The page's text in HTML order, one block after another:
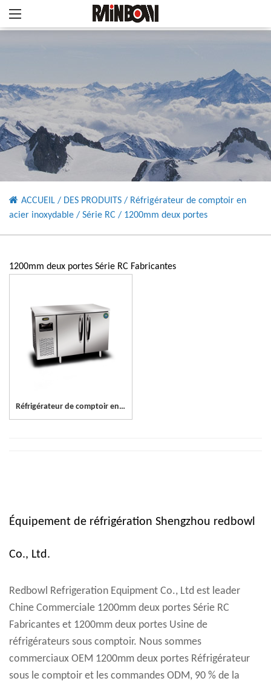
ACCUEIL / DES PRODUITS / Réfrigérateur de comptoir en
acier inoxydable / Série RC / 1200mm deux portes
1200mm deux portes Série RC Fabricantes
Réfrigérateur de comptoir en acier inoxydable à 2 portes
Équipement de réfrigération Shengzhou redbowl
Co., Ltd.
Redbowl Refrigeration Equipment Co., Ltd est leader
Chine Commerciale 1200mm deux portes Série RC
Fabricantes et 1200mm deux portes Usine de
réfrigérateurs sous comptoir. Nous sommes
commerciaux OEM 1200mm deux portes Réfrigérateur
sous le comptoir et les commandes ODM, 90 % de la